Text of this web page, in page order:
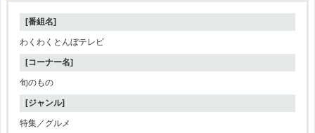
[番組名]
わくわくとんぼテレビ
[コーナー名]
旬のもの
[ジャンル]
特集／グルメ